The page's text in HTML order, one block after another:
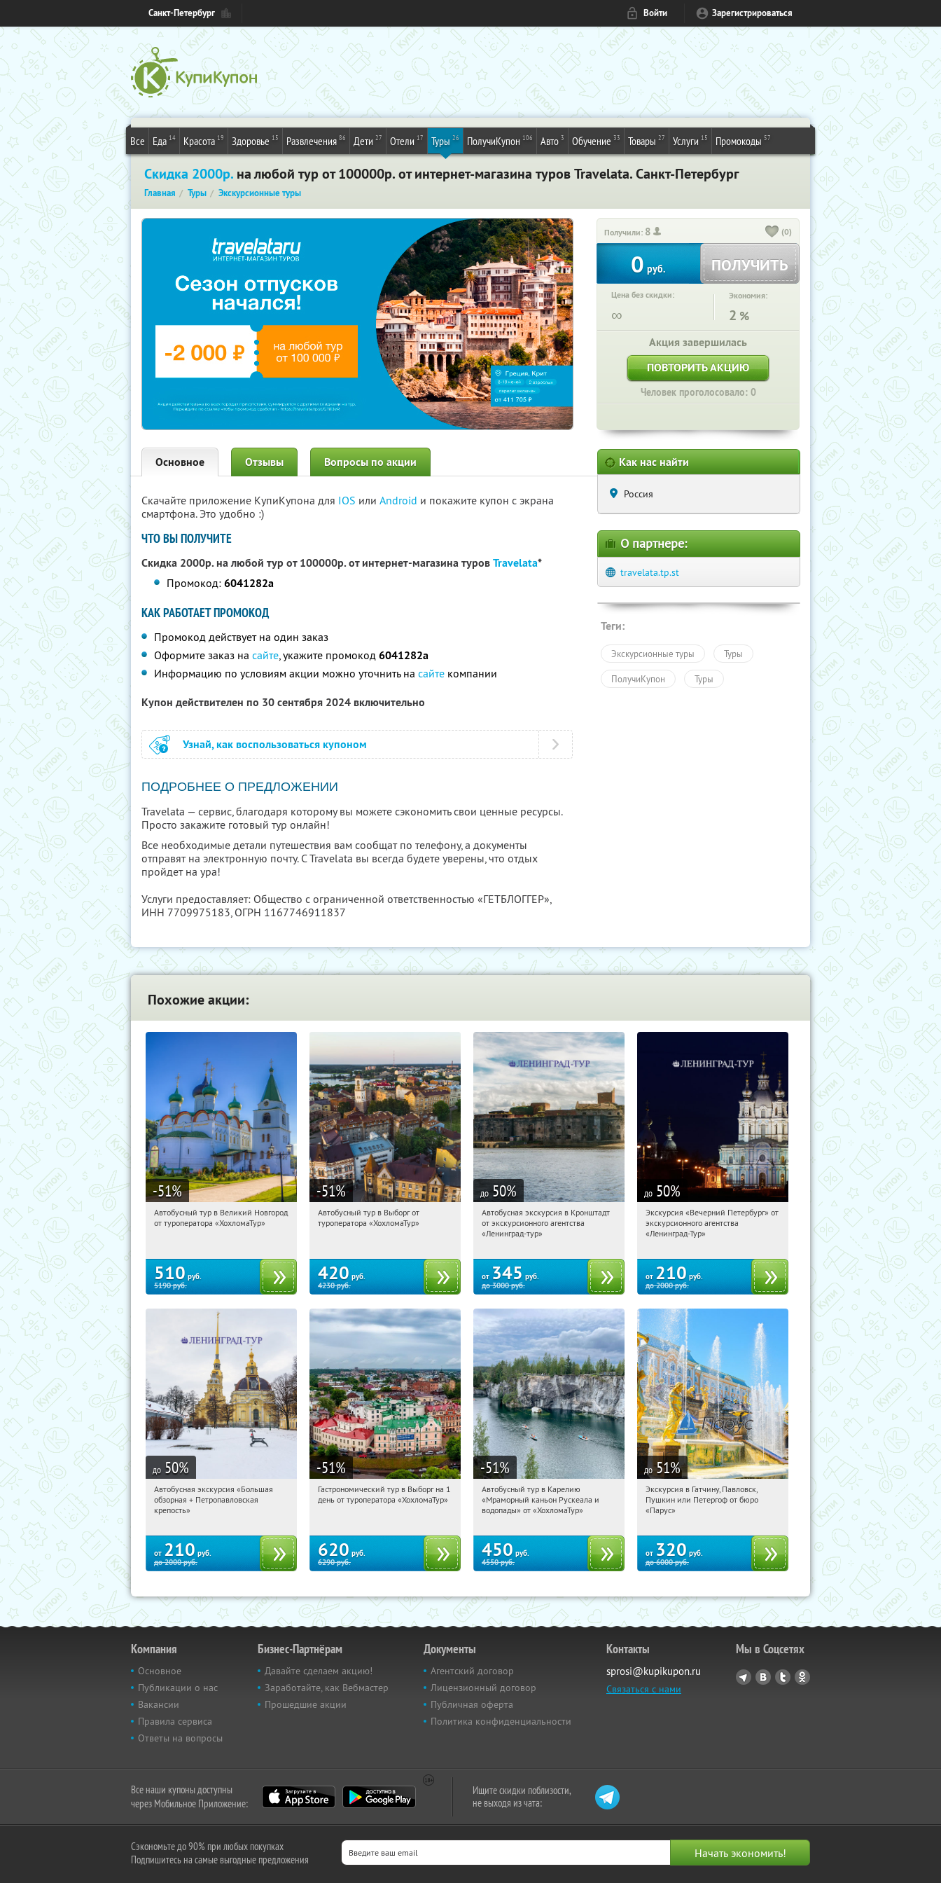
Санкт-Петербург Войти Зарегистрироваться
Все Еда 14 Красота 19 Здоровье 15 Развлечения 86 Дети 27 Отели 17 Туры 26 ПолучиКупон 106 Авто 3 Обучение 33 Товары 27 Услуги 15 Промокоды 57
Скидка 2000р. на любой тур от 100000р. от интернет-магазина туров Travelata. Санкт-Петербург
Главная Туры Экскурсионные туры
Получили: 8 (0)
0 руб. ПОЛУЧИТЬ
Цена без скидки:
∞
Экономия:
2 %
Акция завершилась
ПОВТОРИТЬ АКЦИЮ
Человек проголосовало: 0
Основное Отзывы Вопросы по акции
Скачайте приложение КупиКупона для IOS или Android и покажите купон с экрана
смартфона. Это удобно :)
ЧТО ВЫ ПОЛУЧИТЕ
Скидка 2000р. на любой тур от 100000р. от интернет-магазина туровTravelata*
Промокод:6041282a
КАК РАБОТАЕТ ПРОМОКОД
Промокод действует на один заказ
Оформите заказ на сайте, укажите промокод 6041282a
Информацию по условиям акции можно уточнить на сайте компании
Купон действителен по 30 сентября 2024 включительно
Узнай, как воспользоваться купоном
ПОДРОБНЕЕ О ПРЕДЛОЖЕНИИ
Travelata — сервис, благодаря которому вы можете сэкономить свои ценные ресурсы.
Просто закажите готовый тур онлайн!
Все необходимые детали путешествия вам сообщат по телефону, а документы
отправят на электронную почту. С Travelata вы всегда будете уверены, что отдых
пройдет на ура!
Услуги предоставляет: Общество с ограниченной ответственностью «ГЕТБЛОГГЕР»,
ИНН 7709975183, ОГРН 1167746911837
Как нас найти
Россия
О партнере:
travelata.tp.st
Теги:
Экскурсионные туры Туры
ПолучиКупон Туры
Похожие акции:
-51%
04:43:25 Купили:2
Автобусный тур в Великий Новгород
от туроператора «ХохломаТур»
510 руб.
5190руб.
-51%
04:43:25 Купили:
Автобусный тур в Выборг от
туроператора «ХохломаТур»
420 руб.
4230руб.
до 50%
04:43:25 Купили:
Площадь Восстания
Автобусная экскурсия в Кронштадт
от экскурсионного агентства
«Ленинград-тур»
от 345 руб.
до3000руб.
до 50%
04:43:25 Купили: 15
Площадь Восстания
Экскурсия «Вечерний Петербург» от
экскурсионного агентства
«Ленинград-Тур»
от 210 руб.
до2000руб.
до 50%
04:43:25 Купили:
Площадь Восстания
Автобусная экскурсия «Большая
обзорная + Петропавловская
крепость»
от 210 руб.
до2000руб.
-51%
04:43:25 Купили:5
Гастрономический тур в Выборг на 1
день от туроператора «ХохломаТур»
620 руб.
6290руб.
-51%
04:43:25 Купили:
Сенная площадь
Автобусный тур в Карелию
«Мраморный каньон Рускеала и
водопады» от «ХохломаТур»
450 руб.
4550руб.
до 51%
04:43:25 Купили:
Площадь Восстания
Экскурсия в Гатчину, Павловск,
Пушкин или Петергоф от бюро
«Парус»
от 320 руб.
до6000руб.
Компания
Основное
Публикации о нас
Вакансии
Правила сервиса
Ответы на вопросы
Бизнес-Партнёрам
Давайте сделаем акцию!
Заработайте, как Вебмастер
Прошедшие акции
Документы
Агентский договор
Лицензионный договор
Публичная оферта
Политика конфиденциальности
Контакты
sprosi@kupikupon.ru
Связаться с нами
Мы в Соцсетях
Все наши купоны доступны
через Мобильное Приложение:
Ищите скидки поблизости,
не выходя из чата:
Сэкономьте до 90% при любых покупках
Подпишитесь на самые выгодные предложения